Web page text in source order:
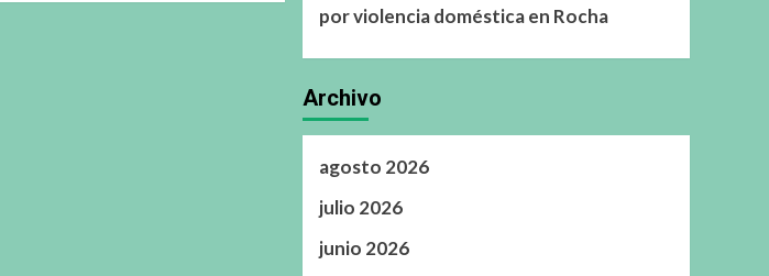
por violencia doméstica en Rocha
Archivo
agosto 2026
julio 2026
junio 2026